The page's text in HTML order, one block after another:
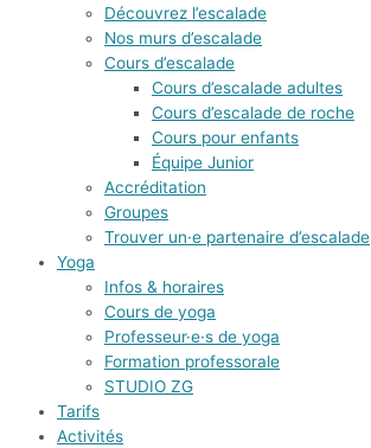
Découvrez l’escalade
Nos murs d’escalade
Cours d’escalade
Cours d’escalade adultes
Cours d’escalade de roche
Cours pour enfants
Équipe Junior
Accréditation
Groupes
Trouver un·e partenaire d’escalade
Yoga
Infos & horaires
Cours de yoga
Professeur·e·s de yoga
Formation professorale
STUDIO ZG
Tarifs
Activités